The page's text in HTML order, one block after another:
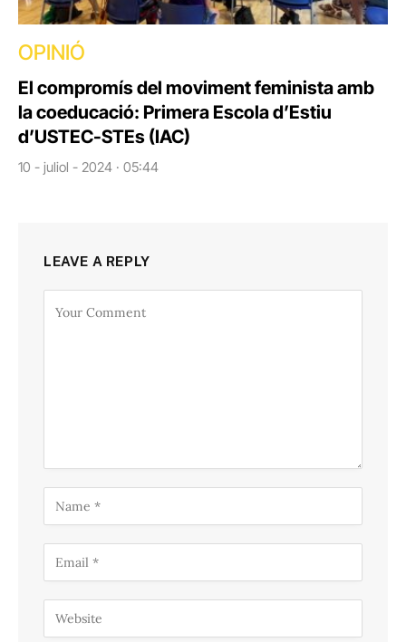
OPINIÓ
El compromís del moviment feminista amb
la coeducació: Primera Escola d’Estiu
d’USTEC-STEs (IAC)
10 - juliol - 2024 · 05:44
LEAVE A REPLY